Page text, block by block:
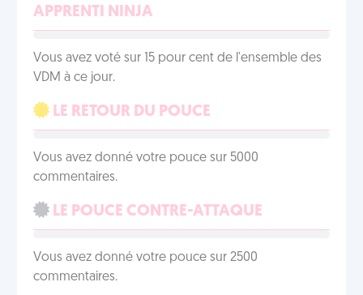
APPRENTI NINJA
Vous avez voté sur 15 pour cent de l'ensemble des
VDM à ce jour.
LE RETOUR DU POUCE
Vous avez donné votre pouce sur 5000
commentaires.
LE POUCE CONTRE-ATTAQUE
Vous avez donné votre pouce sur 2500
commentaires.